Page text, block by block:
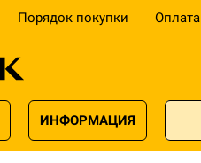
Порядок покупки Оплата
ИНФОРМАЦИЯ